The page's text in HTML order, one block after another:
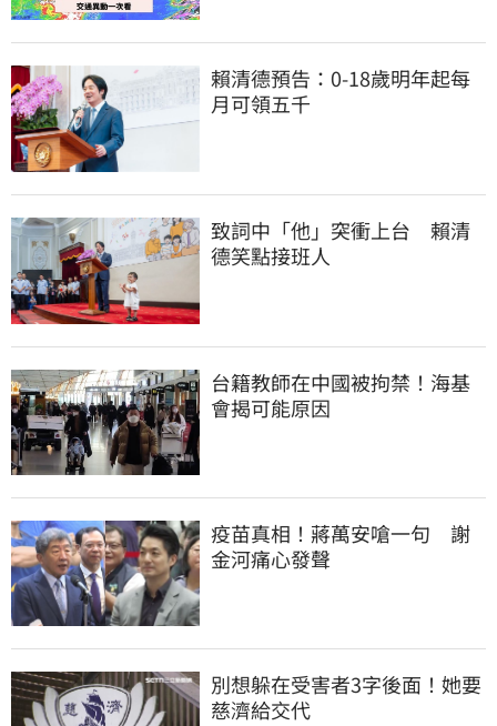
賴清德預告：0-18歲明年起每
月可領五千
致詞中「他」突衝上台　賴清
德笑點接班人
台籍教師在中國被拘禁！海基
會揭可能原因
疫苗真相！蔣萬安嗆一句　謝
金河痛心發聲
別想躲在受害者3字後面！她要
慈濟給交代